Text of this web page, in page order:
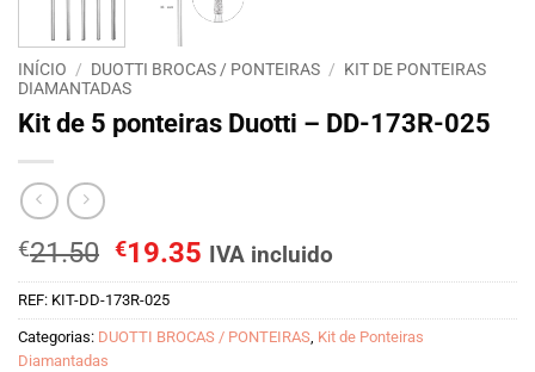
INÍCIO / DUOTTI BROCAS / PONTEIRAS / KIT DE PONTEIRAS
DIAMANTADAS
Kit de 5 ponteiras Duotti – DD-173R-025
€21.50 O
preço
original
era:
€19.35 O
preço
é:
IVA incluido
REF: KIT-DD-173R-025
Categorias: DUOTTI BROCAS / PONTEIRAS, Kit de Ponteiras
Diamantadas